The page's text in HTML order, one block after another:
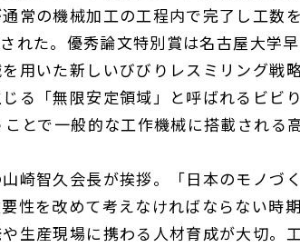
常の機械加工の工程内で完了し工数を
れた。優秀論文特別賞は名古屋大学
用いた新しいびびりレスミリング戦
る「無限安定領域」と呼ばれるビビ
とで一般的な工作機械に搭載される
崎智久会長が挨拶。「日本のモノづ
性を改めて考えなければならない時
生産現場に携わる人材育成が大切。